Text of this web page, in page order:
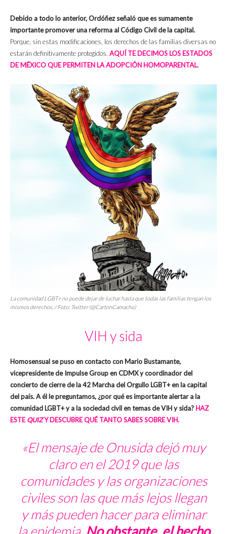
Debido a todo lo anterior, Ordóñez señaló que es sumamente
importante promover una reforma al Código Civil de la capital.
Porque, sin estas modificaciones, los derechos de las familias diversas no
estarán definitivamente protegidos. AQUÍ TE DECIMOS LOS ESTADOS
DE MÉXICO QUE PERMITEN LA ADOPCIÓN HOMOPARENTAL.
La comunidad LGBT+ no puede dejar de luchar hasta que todas las familias tengan los
mismos derechos. / Foto: Twitter (@CartonCamacho)
VIH y sida
Homosensual se puso en contacto con Mario Bustamante,
vicepresidente de Impulse Group en CDMX y coordinador del
concierto de cierre de la 42 Marcha del Orgullo LGBT+ en la capital
del país. A él le preguntamos, ¿por qué es importante alertar a la
comunidad LGBT+ y a la sociedad civil en temas de VIH y sida? HAZ
ESTE QUIZY DESCUBRE QUÉ TANTO SABES SOBRE VIH.
«El mensaje de Onusida dejó muy
claro en el 2019 que las
comunidades y las organizaciones
civiles son las que más lejos llegan
y más pueden hacer para eliminar